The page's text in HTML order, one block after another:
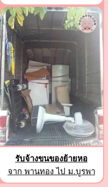
รับจ้างขนของย้ายหอ
จาก พานทอง ไป ม.บูรพา